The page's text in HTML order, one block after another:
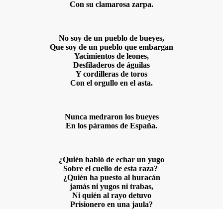
Con su clamarosa zarpa.
No soy de un pueblo de bueyes,
Que soy de un pueblo que embargan
Yacimientos de leones,
Desfiladeros de águilas
Y cordilleras de toros
Con el orgullo en el asta.
Nunca medraron los bueyes
En los páramos de España.
¿Quién habló de echar un yugo
Sobre el cuello de esta raza?
¿Quién ha puesto al huracán
jamás ni yugos ni trabas,
Ni quién al rayo detuvo
Prisionero en una jaula?